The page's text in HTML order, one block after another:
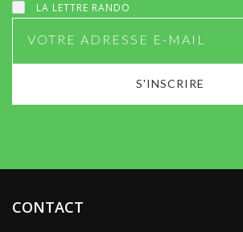
LA LETTRE RANDO
S'INSCRIRE
CONTACT